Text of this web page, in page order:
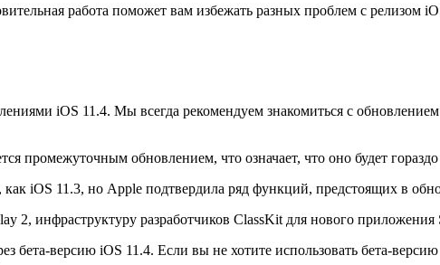
работа поможет вам избежать разных проблем с релизом
iOS 11.4. Мы всегда рекомендуем знакомиться с
промежуточным обновлением, что означает, что оно будет
iOS 11.3, но Apple подтвердила ряд функций, предстоящих в
2, инфраструктуру разработчиков ClassKit для нового приложения
бета-версию iOS 11.4. Если вы не хотите использовать бета-